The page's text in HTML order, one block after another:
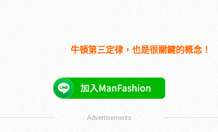
牛頓第三定律，也是很關鍵的概念！
Advertisements